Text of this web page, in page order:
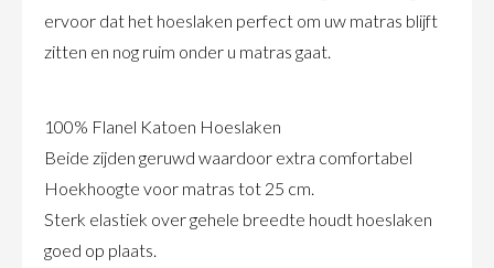
ervoor dat het hoeslaken perfect om uw matras blijft
zitten en nog ruim onder u matras gaat.
100% Flanel Katoen Hoeslaken
Beide zijden geruwd waardoor extra comfortabel
Hoekhoogte voor matras tot 25 cm.
Sterk elastiek over gehele breedte houdt hoeslaken
goed op plaats.